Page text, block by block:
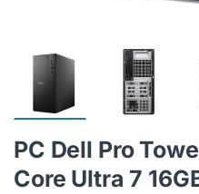
PC Dell Pro
Core Ultra 7